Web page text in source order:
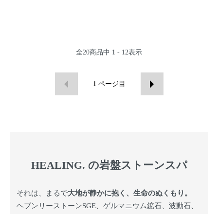
全20商品中 1 - 12表示
1 ページ目
HEALING. の岩盤ストーンスパ
それは、まるで大地が静かに抱く、生命のぬくもり。
ヘブンリーストーンSGE、ゲルマニウム鉱石、波動石、